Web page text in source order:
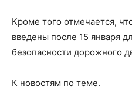
Кроме того отмечается,
введены после 15 января
безопасности дорожного
К новостям по теме.